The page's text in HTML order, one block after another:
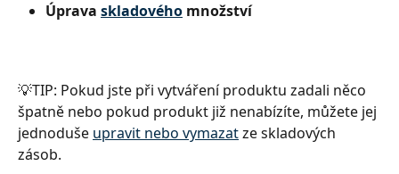
Úprava skladového množství
💡TIP: Pokud jste při vytváření produktu zadali něco
špatně nebo pokud produkt již nenabízíte, můžete jej
jednoduše upravit nebo vymazat ze skladových
zásob.